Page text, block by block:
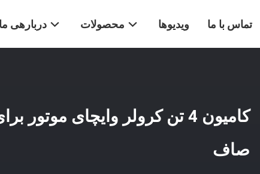
دربارهی ما محصولات ویدیوها تماس با ما
کامیون 4 تن کرولر وایچای
صاف